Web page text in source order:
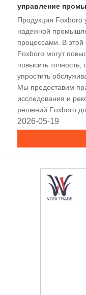
управление
Продукция Foxboro
надежной
процессами. В этой
Foxboro могут
повысить точность,
упростить
Мы предоставим
исследования и
решений Foxboro
2026-05-19